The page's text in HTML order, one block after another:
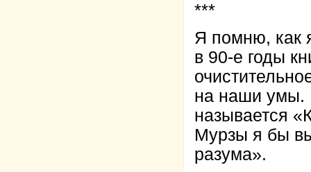
***
Я помню, как
в 90-е годы
на наши умы.
называется
Мурзы я бы
разума».